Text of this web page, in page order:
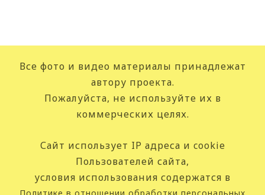
Все фото и видео материалы принадлежат
автору проекта.
Пожалуйста, не используйте их в
коммерческих целях.
Сайт использует IP адреса и cookie
Пользователей сайта,
условия использования содержатся в